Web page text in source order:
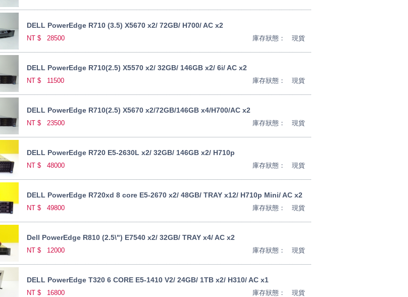
DELL PowerEdge R710 (3.5) X5670 x2/ 72GB/ H700/ AC x2
NT $ 28500 庫存狀態： 現貨
DELL PowerEdge R710(2.5) X5570 x2/ 32GB/ 146GB x2/ 6i/ AC x2
NT $ 11500 庫存狀態： 現貨
DELL PowerEdge R710(2.5) X5670 x2/72GB/146GB x4/H700/AC x2
NT $ 23500 庫存狀態： 現貨
DELL PowerEdge R720 E5-2630L x2/ 32GB/ 146GB x2/ H710p
NT $ 48000 庫存狀態： 現貨
DELL PowerEdge R720xd 8 core E5-2670 x2/ 48GB/ TRAY x12/ H710p Mini/ AC x2
NT $ 49800 庫存狀態： 現貨
Dell PowerEdge R810 (2.5\") E7540 x2/ 32GB/ TRAY x4/ AC x2
NT $ 12000 庫存狀態： 現貨
DELL PowerEdge T320 6 CORE E5-1410 V2/ 24GB/ 1TB x2/ H310/ AC x1
NT $ 16800 庫存狀態： 現貨